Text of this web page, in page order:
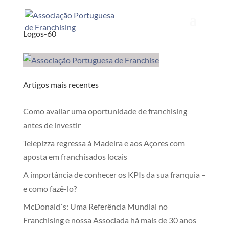
Logos-60
Artigos mais recentes
Como avaliar uma oportunidade de franchising
antes de investir
Telepizza regressa à Madeira e aos Açores com
aposta em franchisados locais
A importância de conhecer os KPIs da sua franquia –
e como fazê-lo?
McDonald´s: Uma Referência Mundial no
Franchising e nossa Associada há mais de 30 anos